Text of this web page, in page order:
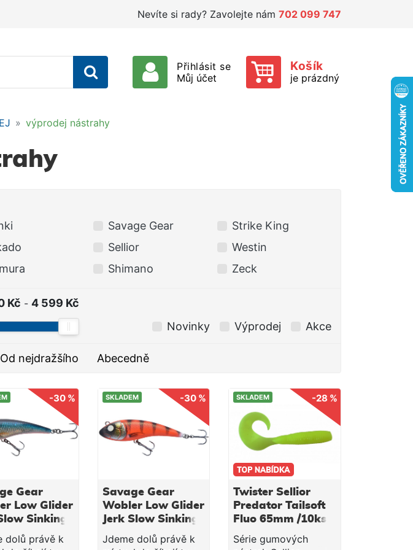
Nevíte si rady? Zavolejte nám 702 099 747
Přihlásit se
Můj účet
Košík
je prázdný
výprodej nástrahy
Savage Gear
Sellior
Shimano
Strike King
Westin
Zeck
Kč - 4 599 Kč
Novinky
Výprodej Akce
Od nejdražšího Abecedně
-30 %
Gear
Low Glider
Sinking
14,5 cm76 g
dolů právě k
-30 %
SKLADEM
Savage Gear
Wobler Low Glider
Jerk Slow Sinking
Red Tiger 14,5
cm76 g
Jdeme dolů právě k
-28 %
SKLADEM
Twister Sellior
Predator Tailsoft
Fluo 65mm /10ks
Série gumových